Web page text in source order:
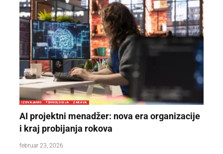
IZDVAJAMO TEHNOLOGIJA ZABAVA
AI projektni menadžer: nova era organizacije
i kraj probijanja rokova
februar 23, 2026